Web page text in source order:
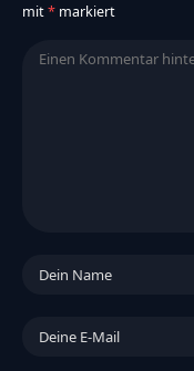
mit* markiert